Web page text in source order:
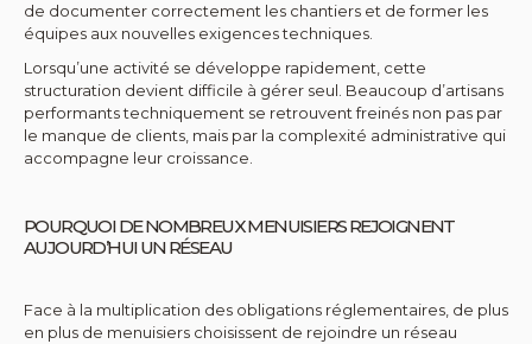
de documenter correctement les chantiers et de former les
équipes aux nouvelles exigences techniques.
Lorsqu’une activité se développe rapidement, cette
structuration devient difficile à gérer seul. Beaucoup d’artisans
performants techniquement se retrouvent freinés non pas par
le manque de clients, mais par la complexité administrative qui
accompagne leur croissance.
POURQUOI DE NOMBREUX MENUISIERS REJOIGNENT
AUJOURD’HUI UN RÉSEAU
Face à la multiplication des obligations réglementaires, de plus
en plus de menuisiers choisissent de rejoindre un réseau